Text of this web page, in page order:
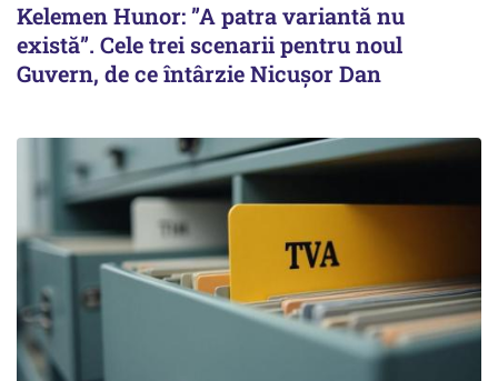
Kelemen Hunor: ”A patra variantă nu
există”. Cele trei scenarii pentru noul
Guvern, de ce întârzie Nicușor Dan